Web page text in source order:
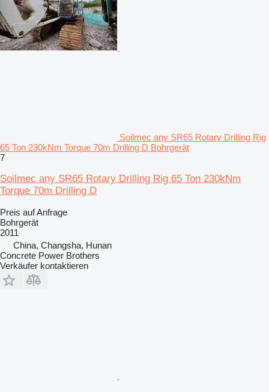
Soilmec any SR65 Rotary Drilling Rig
65 Ton 230kNm Torque 70m Drilling D Bohrgerät
7
Soilmec any SR65 Rotary Drilling Rig 65 Ton 230kNm
Torque 70m Drilling D
Preis auf Anfrage
Bohrgerät
2011
China, Changsha, Hunan
Concrete Power Brothers
Verkäufer kontaktieren